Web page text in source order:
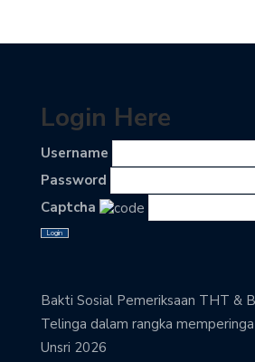
Login Here
Username
Password
Captcha
Bakti Sosial Pemeriksaan THT &
Telinga dalam rangka
Unsri 2026